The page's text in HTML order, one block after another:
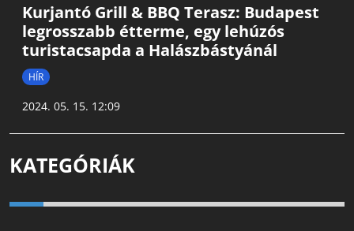
Kurjantó Grill & BBQ Terasz: Budapest
legrosszabb étterme, egy lehúzós
turistacsapda a Halászbástyánál
HÍR
2024. 05. 15. 12:09
KATEGÓRIÁK